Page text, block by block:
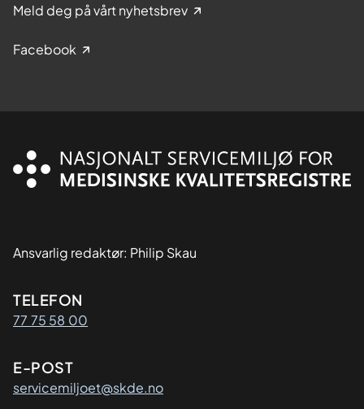
Meld deg på vårt nyhetsbrev
Facebook
Ansvarlig redaktør: Philip Skau
Kontaktinformasjon
TELEFON
77 75 58 00
E-POST
servicemiljoet@skde.no